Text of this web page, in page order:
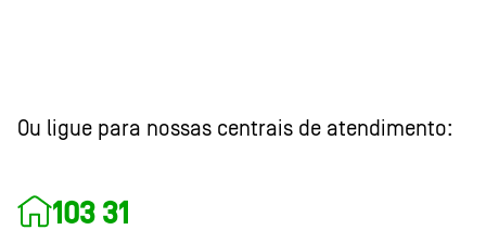
Ou ligue para nossas centrais de atendimento:
103 31